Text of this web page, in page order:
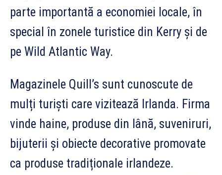
parte importantă a economiei locale, în
special în zonele turistice din Kerry și de
pe Wild Atlantic Way.
Magazinele Quill’s sunt cunoscute de
mulți turiști care vizitează Irlanda. Firma
vinde haine, produse din lână, suveniruri,
bijuterii și obiecte decorative promovate
ca produse tradiționale irlandeze.